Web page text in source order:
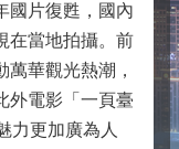
國片復甦，國內
在當地拍攝。前
華觀光熱潮，
外電影「一頁臺
力更加廣為人